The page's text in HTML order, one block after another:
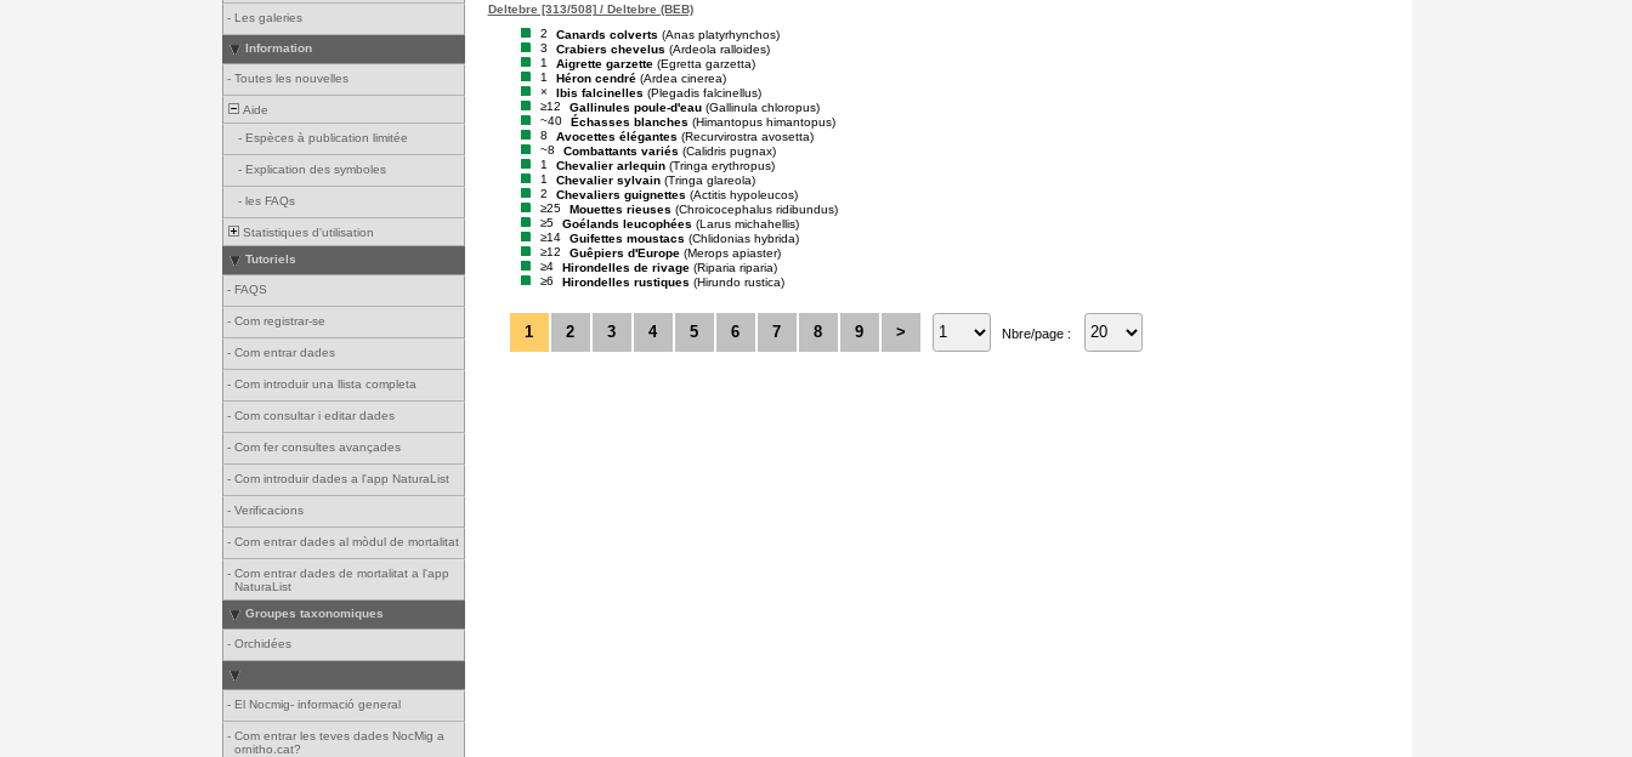
- Les galeries
Information
- Toutes les nouvelles
Aide
- Espèces à publication limitée
- Explication des symboles
- les FAQs
Statistiques d'utilisation
Tutoriels
- FAQS
- Com registrar-se
- Com entrar dades
- Com introduir una llista completa
- Com consultar i editar dades
- Com fer consultes avançades
- Com introduir dades a l'app NaturaList
- Verificacions
- Com entrar dades al mòdul de mortalitat
- Com entrar dades de mortalitat a l'app
NaturaList
Groupes taxonomiques
- Orchidées
- El Nocmig- informació general
- Com entrar les teves dades NocMig a
ornitho.cat?
Deltebre [313/508] / Deltebre (BEB)
2
Canards colverts (Anas platyrhynchos)
3
Crabiers chevelus (Ardeola ralloides)
1
Aigrette garzette (Egretta garzetta)
1
Héron cendré (Ardea cinerea)
×
Ibis falcinelles (Plegadis falcinellus)
≥12
Gallinules poule-d'eau (Gallinula chloropus)
~40
Échasses blanches (Himantopus himantopus)
8
Avocettes élégantes (Recurvirostra avosetta)
~8
Combattants variés (Calidris pugnax)
1
Chevalier arlequin (Tringa erythropus)
1
Chevalier sylvain (Tringa glareola)
2
Chevaliers guignettes (Actitis hypoleucos)
≥25
Mouettes rieuses (Chroicocephalus ridibundus)
≥5
Goélands leucophées (Larus michahellis)
≥14
Guifettes moustacs (Chlidonias hybrida)
≥12
Guêpiers d'Europe (Merops apiaster)
≥4
Hirondelles de rivage (Riparia riparia)
≥6
Hirondelles rustiques (Hirundo rustica)
1 2 3 4 5 6 7 8 9 > Nbre/page :